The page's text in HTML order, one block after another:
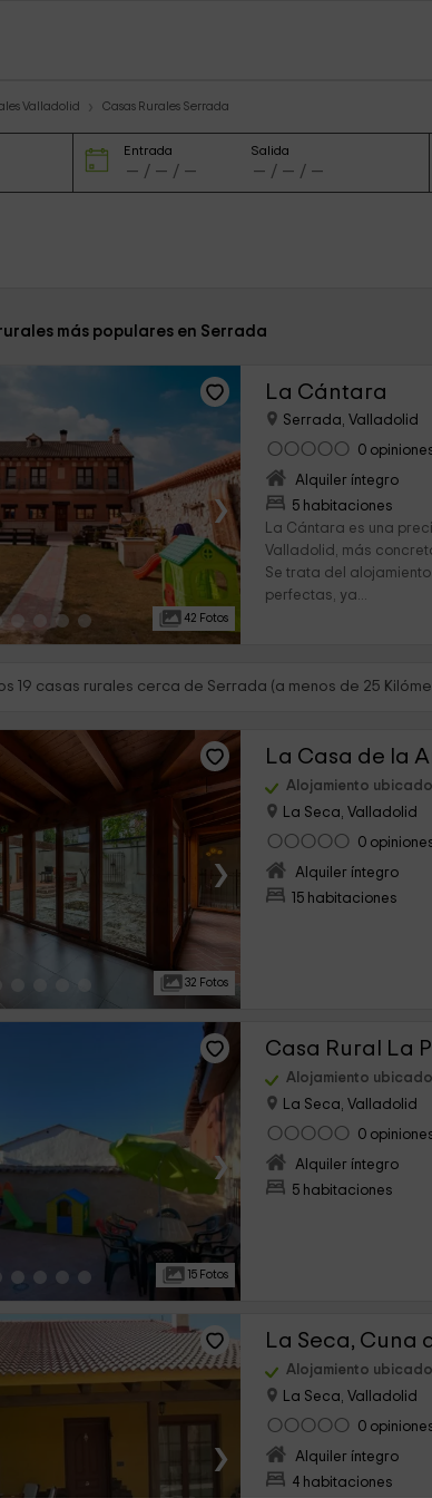
Valladolid Casas Rurales Serrada
Entrada Salida
más populares en Serrada
›
42 Fotos
La Cántara
Serrada, Valladolid
0
Alquiler íntegro
5 habitaciones
La Cántara es una
Valladolid, más
Se trata del
perfectas, ya...
19 casas rurales cerca de Serrada (a menos de 25
›
32 Fotos
La Casa de la
Alojamiento
La Seca, Valladolid
0
Alquiler íntegro
15 habitaciones
›
15 Fotos
Casa Rural La
Alojamiento
La Seca, Valladolid
0
Alquiler íntegro
5 habitaciones
›
La Seca, Cuna
Alojamiento
La Seca, Valladolid
0
Alquiler íntegro
4 habitaciones